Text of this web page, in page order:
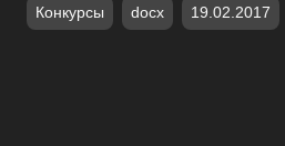
Конкурсы docx 19.02.2017